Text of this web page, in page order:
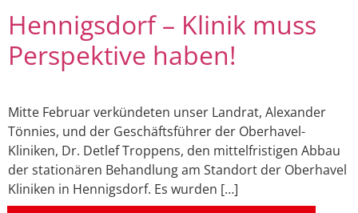
Hennigsdorf – Klinik muss
Perspektive haben!
Mitte Februar verkündeten unser Landrat, Alexander
Tönnies, und der Geschäftsführer der Oberhavel-
Kliniken, Dr. Detlef Troppens, den mittelfristigen Abbau
der stationären Behandlung am Standort der Oberhavel
Kliniken in Hennigsdorf. Es wurden […]